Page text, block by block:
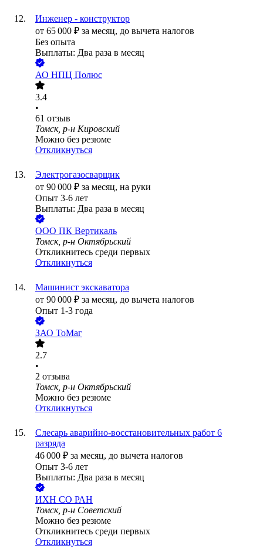
Инженер - конструктор
от 65 000 ₽ за месяц, до вычета налогов
Без опыта
Выплаты: Два раза в месяц
АО НПЦ Полюс
3.4
•
61 отзыв
Томск, р-н Кировский
Можно без резюме
Откликнуться
Электрогазосварщик
от 90 000 ₽ за месяц, на руки
Опыт 3-6 лет
Выплаты: Два раза в месяц
ООО ПК Вертикаль
Томск, р-н Октябрьский
Откликнитесь среди первых
Откликнуться
Машинист экскаватора
от 90 000 ₽ за месяц, до вычета налогов
Опыт 1-3 года
ЗАО ТоМаг
2.7
•
2 отзыва
Томск, р-н Октябрьский
Можно без резюме
Откликнуться
Слесарь аварийно-восстановительных работ 6
разряда
46 000 ₽ за месяц, до вычета налогов
Опыт 3-6 лет
Выплаты: Два раза в месяц
ИХН СО РАН
Томск, р-н Советский
Можно без резюме
Откликнитесь среди первых
Откликнуться